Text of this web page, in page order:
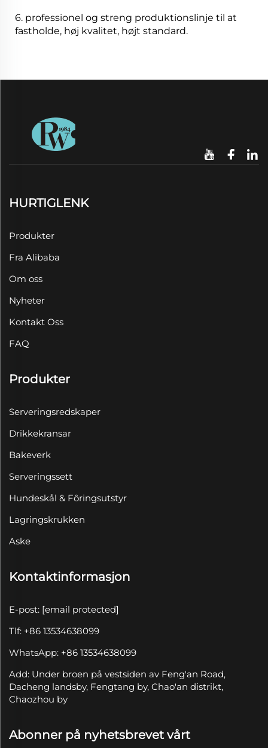
6. professionel og streng produktionslinje til at
fastholde, høj kvalitet, højt standard.
HURTIGLENK
Produkter
Fra Alibaba
Om oss
Nyheter
Kontakt Oss
FAQ
Produkter
Serveringsredskaper
Drikkekransar
Bakeverk
Serveringssett
Hundeskål & Fôringsutstyr
Lagringskrukken
Aske
Kontaktinformasjon
E-post: [email protected]
Tlf: +86 13534638099
WhatsApp: +86 13534638099
Add: Under broen på vestsiden av Feng'an Road,
Dacheng landsby, Fengtang by, Chao'an distrikt,
Chaozhou by
Abonner på nyhetsbrevet vårt